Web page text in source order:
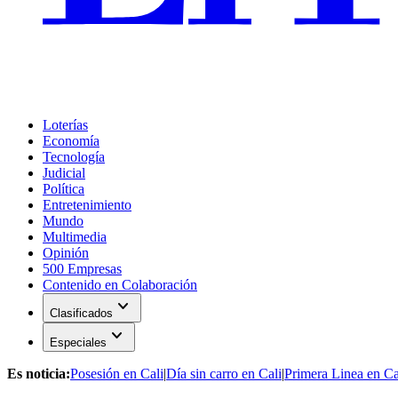
Loterías
Economía
Tecnología
Judicial
Política
Entretenimiento
Mundo
Multimedia
Opinión
500 Empresas
Contenido en Colaboración
Clasificados expand_more
Especiales expand_more
Es noticia:Posesión en Cali|Día sin carro en Cali|Primera Linea en